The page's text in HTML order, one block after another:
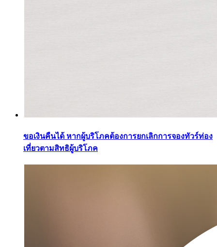
ขอเงินคืนได้ หากผู้บริโภคต้องการยกเลิกการจองทัวร์ท่อง
เที่ยวตามสิทธิผู้บริโภค